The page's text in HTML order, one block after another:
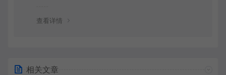
查看详情
相关文章